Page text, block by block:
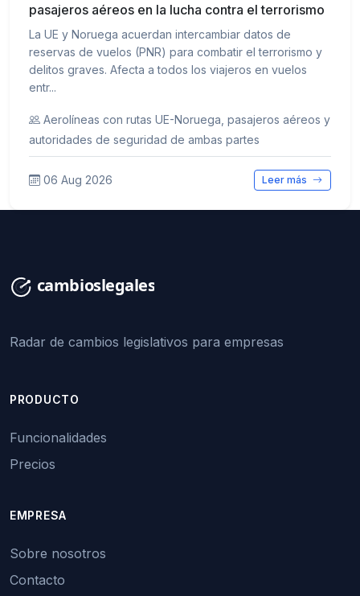
pasajeros aéreos en la lucha contra el terrorismo
La UE y Noruega acuerdan intercambiar datos de
reservas de vuelos (PNR) para combatir el terrorismo y
delitos graves. Afecta a todos los viajeros en vuelos
entr...
Aerolíneas con rutas UE-Noruega, pasajeros aéreos y
autoridades de seguridad de ambas partes
06 Aug 2026 Leer más
Radar de cambios legislativos para empresas
PRODUCTO
Funcionalidades
Precios
EMPRESA
Sobre nosotros
Contacto